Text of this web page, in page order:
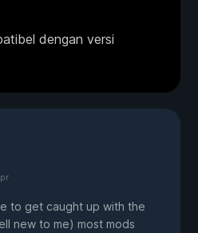
dengan versi
to get caught up with the
new to me) most mods